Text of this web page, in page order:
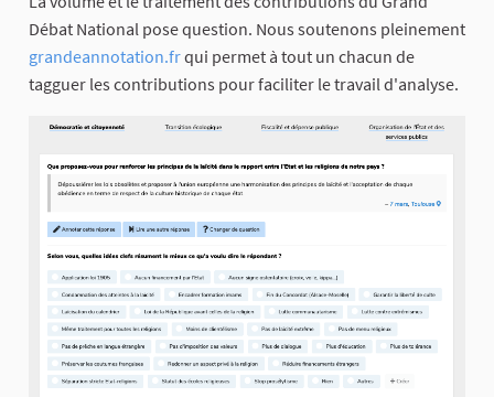
Débat National pose question. Nous soutenons pleinement
grandeannotation.frqui permet à tout un chacun de
tagguer les contributions pour faciliter le travail d'analyse.